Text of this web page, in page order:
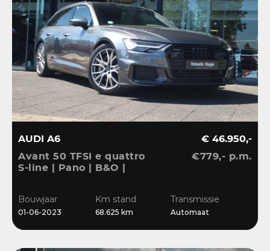
AUDI A6
Avant 50 TFSI e quattro
S-line | Pano | B&O |
Camera | CarPlay
€ 46.950,-
€779,- p.m.
Bouwjaar
01-06-2023
Km stand
68.625 km
Transmissie
Automaat